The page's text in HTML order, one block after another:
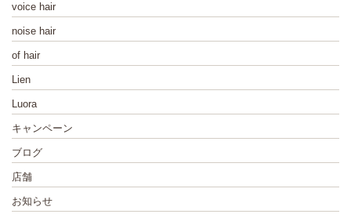
voice hair
noise hair
of hair
Lien
Luora
キャンペーン
ブログ
店舗
お知らせ